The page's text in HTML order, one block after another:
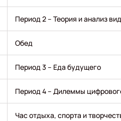
Период 2 – Теория и анализ
Обед
Период 3 – Еда будущего
Период 4 – Дилеммы
Час отдыха, спорта и